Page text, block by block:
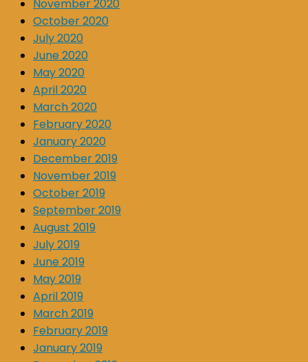
November 2020
October 2020
July 2020
June 2020
May 2020
April 2020
March 2020
February 2020
January 2020
December 2019
November 2019
October 2019
September 2019
August 2019
July 2019
June 2019
May 2019
April 2019
March 2019
February 2019
January 2019